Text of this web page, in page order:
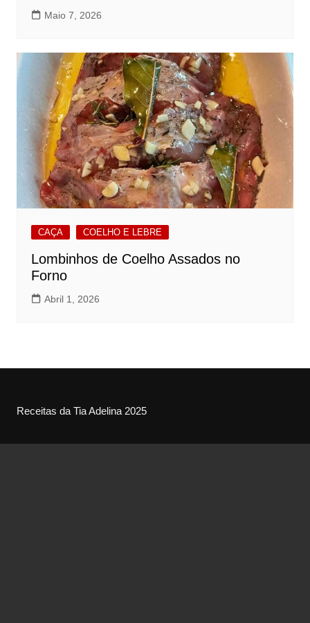
Maio 7, 2026
CAÇA COELHO E LEBRE
Lombinhos de Coelho Assados no
Forno
Abril 1, 2026
Receitas da Tia Adelina 2025